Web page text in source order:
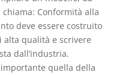
Conformità alla
deve essere costruito
qualità e scrivere
dall’industria.
quella della